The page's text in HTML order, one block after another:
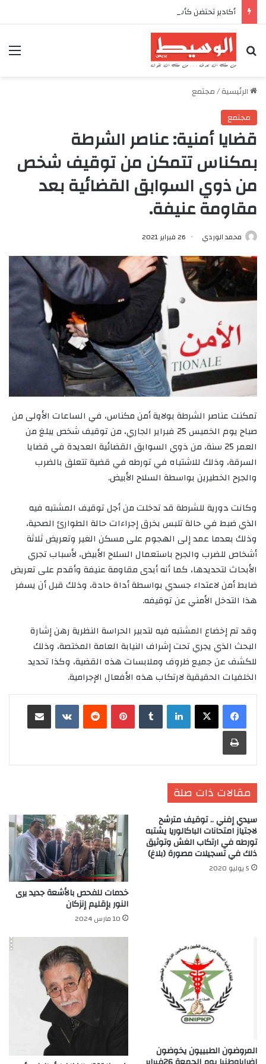
بحث عن
الرئيسية/مجتمع
مجتمع
قضايا أمنية: عناصر الشرطة
بمكناس تتمكن من توقيف شخص
من ذوي السوابق القضائية بعد
مقاومة عنيفة.
محمد الوردي 26 فبراير 2021
تمكنت عناصر الشرطة بولاية أمن مكناس، في الساعات الأولى من
صباح يوم الخميس 25 فبراير الجاري، من توقيف شخص يبلغ من
العمر 25 سنة، من ذوي السوابق القضائية العديدة في قضايا
السرقة، وذلك للاشتباه في تورطه في قضية تتعلق بالضرب
والجرح الخطيرين بواسطة السلاح الأبيض.
وكانت دورية للشرطة قد تدخلت من أجل توقيف المشتبه فيه
الذي ضبط في حالة تلبس بخرق إجراءات حالة الطوارئ الصحية،
وذلك بعدما عمد إلى الهجوم على مسكن الغير وتعريض ثلاثة
أشخاص للضرب والجرح باستعمال السلاح الأبيض، لأسباب تجري
الأبحاث لتحديدها، كما أنه أبدى مقاومة عنيفة وأقدم على تعريض
ضابط أمن لاعتداء جسدي بواسطة أداة حادة، وذلك قبل أن يسفر
هذا التدخل الأمني عن توقيفه.
وقد تم إخضاع المشتبه فيه لتدبير الحراسة النظرية رهن إشارة
البحث الذي يجري تحت إشراف النيابة العامة المختصة، وذلك
للكشف عن جميع ظروف وملابسات هذه القضية، وكذا تحديد
الخلفيات الحقيقية لارتكاب هذه الأفعال الإجرامية.
لينكدإن بينتيريست
طباعة
مقالات ذات صلة
سيدي إفني .. توقيف مترشح
لاجتياز امتحانات الباكالوريا يشتبه
تورطه في ارتكاب الغش وتوثيق
ذلك في تسجيلات مصورة (بلاغ)
5 يوليو 2020
خدمات للفحص بالأشعة جديد يرى
النور بإقليم إنزكان
10 مارس 2024
المروضون الطبييون يخوضون